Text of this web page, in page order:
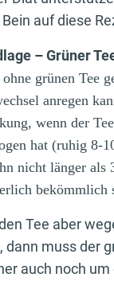
auf diese
– Grüner
grünen Tee
anregen
wenn der
hat (ruhig 8-
nicht länger als
bekömmlich
Tee aber
dann muss der
auch noch